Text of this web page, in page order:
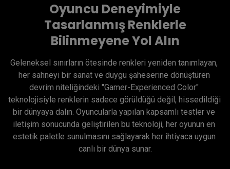
Oyuncu Deneyimiyle
Tasarlanmış Renklerle
Bilinmeyene Yol Alın
Geleneksel sınırların ötesinde renkleri yeniden tanımlayan,
her sahneyi bir sanat ve duygu şaheserine dönüştüren
devrim niteliğindeki "Gamer-Experienced Color"
teknolojisiyle renklerin sadece görüldüğü değil, hissedildiği
bir dünyaya dalın. Oyuncularla yapılan kapsamlı testler ve
iletişim sonucunda geliştirilen bu teknoloji, her oyunun en
estetik paletle sunulmasını sağlayarak her ihtiyaca uygun
canlı bir dünya sunar.